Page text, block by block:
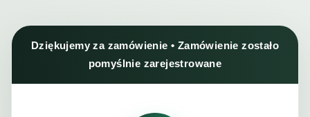
Dziękujemy za zamówienie • Zamówienie zostało
pomyślnie zarejestrowane